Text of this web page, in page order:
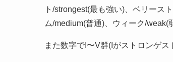
ト/strongest(最も強い)、ベリース
ム/medium(普通)、ウィーク/weak(
また数字でI〜V群(Iがストロンゲ